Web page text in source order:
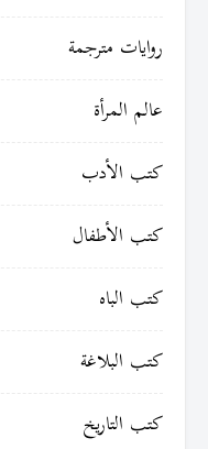
روايات مترجمة
عالم المرأة
كتب الأدب
كتب الأطفال
كتب الباه
كتب البلاغة
كتب التاريخ